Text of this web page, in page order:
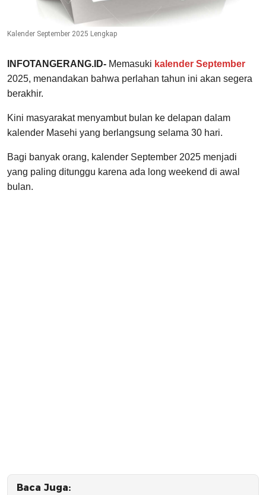
Kalender September 2025 Lengkap
INFOTANGERANG.ID- Memasuki kalender September
2025, menandakan bahwa perlahan tahun ini akan segera
berakhir.
Kini masyarakat menyambut bulan ke delapan dalam
kalender Masehi yang berlangsung selama 30 hari.
Bagi banyak orang, kalender September 2025 menjadi
yang paling ditunggu karena ada long weekend di awal
bulan.
Baca Juga: